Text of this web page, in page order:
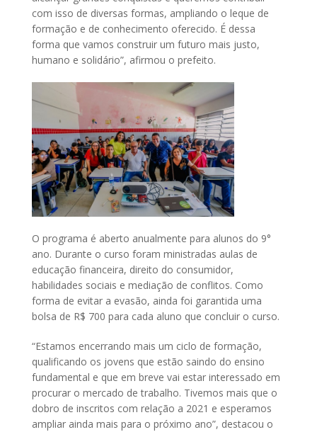
com isso de diversas formas, ampliando o leque de
formação e de conhecimento oferecido. É dessa
forma que vamos construir um futuro mais justo,
humano e solidário”, afirmou o prefeito.
O programa é aberto anualmente para alunos do 9°
ano. Durante o curso foram ministradas aulas de
educação financeira, direito do consumidor,
habilidades sociais e mediação de conflitos. Como
forma de evitar a evasão, ainda foi garantida uma
bolsa de R$ 700 para cada aluno que concluir o curso.
“Estamos encerrando mais um ciclo de formação,
qualificando os jovens que estão saindo do ensino
fundamental e que em breve vai estar interessado em
procurar o mercado de trabalho. Tivemos mais que o
dobro de inscritos com relação a 2021 e esperamos
ampliar ainda mais para o próximo ano”, destacou o